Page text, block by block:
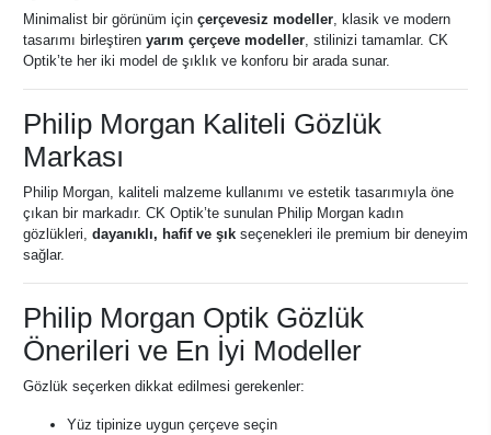
Minimalist bir görünüm için çerçevesiz modeller, klasik ve modern
tasarımı birleştiren yarım çerçeve modeller, stilinizi tamamlar. CK
Optik’te her iki model de şıklık ve konforu bir arada sunar.
Philip Morgan Kaliteli Gözlük
Markası
Philip Morgan, kaliteli malzeme kullanımı ve estetik tasarımıyla öne
çıkan bir markadır. CK Optik’te sunulan Philip Morgan kadın
gözlükleri, dayanıklı, hafif ve şık seçenekleri ile premium bir deneyim
sağlar.
Philip Morgan Optik Gözlük
Önerileri ve En İyi Modeller
Gözlük seçerken dikkat edilmesi gerekenler:
Yüz tipinize uygun çerçeve seçin